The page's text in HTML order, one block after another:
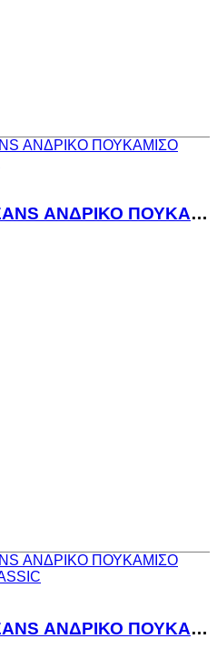
CALVIN KLEIN JEANS ΑΝΔΡΙΚΟ ΠΟΥΚΑΜΙΣΟ ΛΙΝΟ SOLID CASUAL
CALVIN KLEIN JEANS ΑΝΔΡΙΚΟ ΠΟΥΚΑΜΙΣΟ STRIPE OXFORD CLASSIC